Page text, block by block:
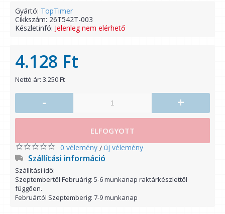
Gyártó: TopTimer
Cikkszám: 26T542T-003
Készletinfó: Jelenleg nem elérhető
4.128 Ft
Nettó ár: 3.250 Ft
- +
ELFOGYOTT
0 vélemény / új vélemény
Szállítási információ
Szállítási idő:
Szeptembertől Februárig: 5-6 munkanap raktárkészlettől
függően.
Februártól Szeptemberig: 7-9 munkanap